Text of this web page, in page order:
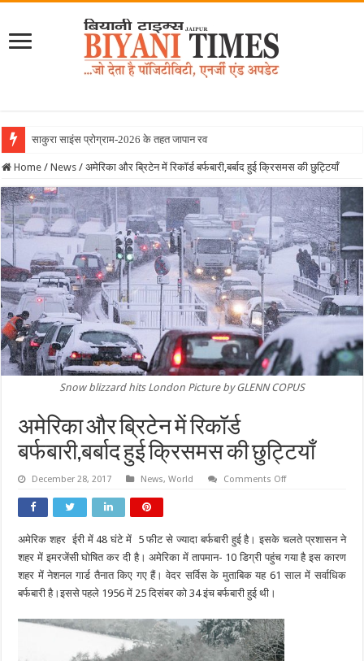
साकुरा साइंस प्रोग्राम-2026 के तहत जापान रवाना हुई बियानी ग्
Home / News / अमेरिका और ब्रिटेन में रिकॉर्ड बर्फबारी,बर्बाद हुई क्रिसमस की छुट्टियाँ
Snow blizzard hits London Picture by GLENN COPUS
अमेरिका और ब्रिटेन में रिकॉर्ड
बर्फबारी,बर्बाद हुई क्रिसमस की छुट्टियाँ
December 28, 2017 News,World Comments Offon
रिकॉर्ड
बर्फबारी,बर्बाद
हुई
क्रिसमस
की
अमेरिक शहर ईरी में 48 घंटे में 5 फीट से ज्यादा बर्फबारी हुई है। इसके चलते प्रशासन ने
शहर में इमरजेंसी घोषित कर दी है। अमेरिका में तापमान- 10 डिग्री पहुंच गया है इस कारण
शहर में नेशनल गार्ड तैनात किए गए हैं। वेदर सर्विस के मुताबिक यह 61 साल में सर्वाधिक
बर्फबारी है।इससे पहले 1956 में 25 दिसंबर को 34 इंच बर्फबारी हुई थी।